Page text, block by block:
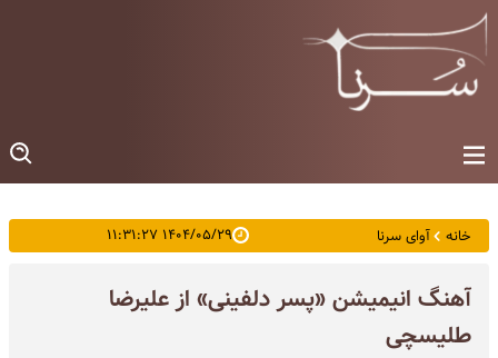
خانه آوای سرنا ۱۴۰۴/۰۵/۲۹ ۱۱:۳۱:۲۷
آهنگ انیمیشن «پسر دلفینی» از علیرضا
طلیسچی